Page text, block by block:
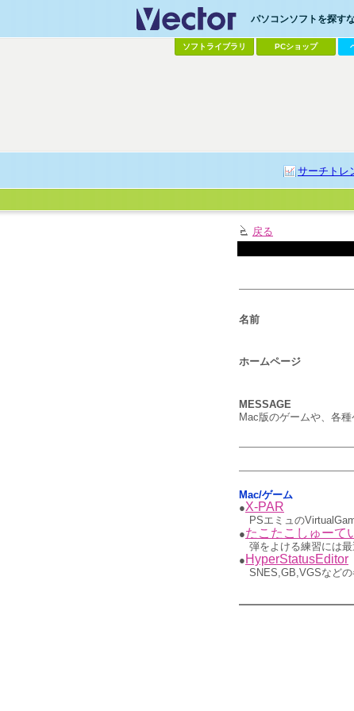
パソコンソフトを探す
ソフトライブラリ PCショップ
サーチトレ
戻る
名前
ホームページ
MESSAGE
Mac版のゲームや、各
Mac/ゲーム
●X-PAR
PSエミュの
●たこたこしゅーて
弾をよける練習には
● HyperStatusEditor
SNES,GB,VGSなど